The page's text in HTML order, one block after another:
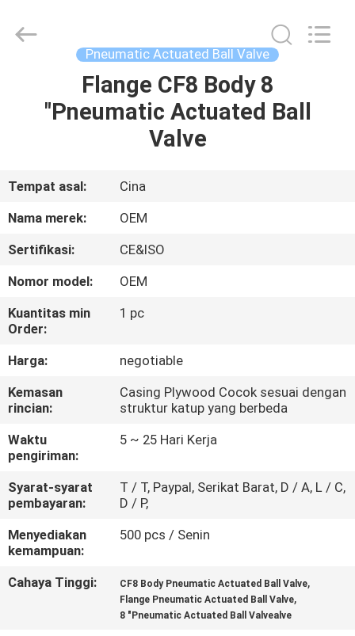
VIDEO
KITA
WISATA
PABRIK
KONTROL
KUALITAS
HUBUNGI
KAMI
BLOG
QUOTE
Enterprise
Management
Pneumatic Actuated Ball Valve
Flange CF8 Body 8
"Pneumatic Actuated Ball
Valve
Tempat asal:
Cina
Nama merek:
OEM
Sertifikasi:
CE&ISO
Nomor model:
OEM
Kuantitas min
Order:
1 pc
Harga:
negotiable
Kemasan
rincian:
Casing Plywood Cocok sesuai dengan
struktur katup yang berbeda
Waktu
pengiriman:
5 ~ 25 Hari Kerja
Syarat-syarat
pembayaran:
T / T, Paypal, Serikat Barat, D / A, L / C,
D / P,
Menyediakan
kemampuan:
500 pcs / Senin
Cahaya Tinggi: CF8 Body Pneumatic Actuated Ball Valve,
Flange Pneumatic Actuated Ball Valve,
8 "Pneumatic Actuated Ball Valvealve